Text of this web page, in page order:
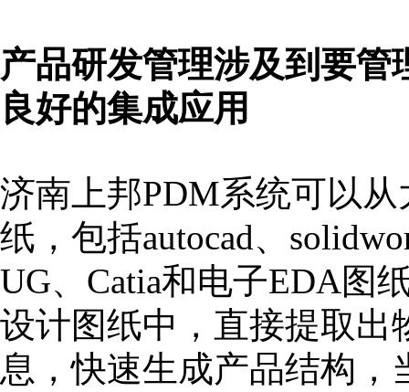
产品研发管理涉及到要管
良好的集成应用
济南上邦PDM系统可以
纸，包括autocad、
UG、Catia和电子EDA图
设计图纸中，直接提取出
息，快速生成产品结构，